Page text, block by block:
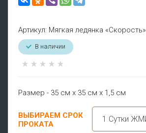
Артикул: Мягкая ледянка «Скорость»
В наличии
Размер - 35 см х 35 см х 1,5 см
ВЫБИРАЕМ СРОК
ПРОКАТА